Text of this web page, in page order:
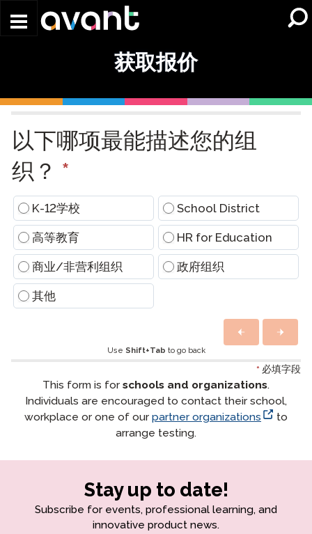
获取报价
a
Quote
(Conversational)
以下哪项最能描述您的组
织？ *
K-12学校 School District
高等教育 HR for Education
商业/非营利组织 政府组织
其他
Use Shift+Tab to go back
* 必填字段
This form is for schools and organizations.
Individuals are encouraged to contact their school,
workplace or one of our partner organizations
to
arrange testing.
Stay up to date!
Subscribe for events, professional learning, and
innovative product news.